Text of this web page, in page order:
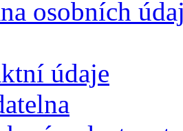
osobních
údaje